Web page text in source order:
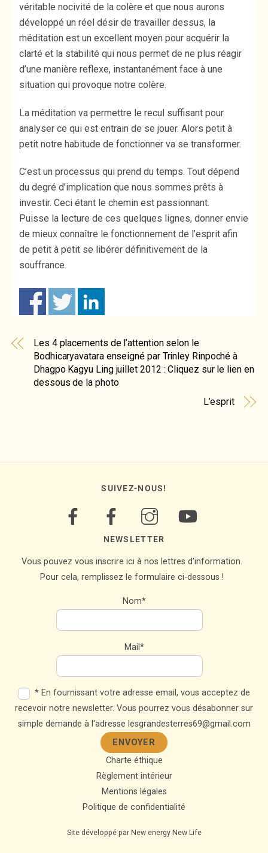
véritable nocivité de la colère et que nous aurons
développé un réel désir de travailler dessus, la
méditation est un excellent moyen pour acquérir la
clarté et la stabilité qui nous permet de ne plus réagir
d’une manière reflexe, instantanément face à une
situation qui provoque notre colère.
La méditation va permettre le recul suffisant pour
analyser ce qui est entrain de se jouer. Alors petit à
petit notre habitude de fonctionner va se transformer.
C’est un processus qui prend du temps. Tout dépend
du degré d’implication que nous sommes prêts à
investir. Ceci étant le chemin est passionnant.
Puisse la lecture de ces quelques lignes, donner envie
de mieux connaître le fonctionnement de l’esprit afin
de petit à petit se libérer définitivement de la
souffrance.
Les 4 placements de l’attention selon le
Bodhicaryavatara enseigné par Trinley Rinpoché à
Dhagpo Kagyu Ling juillet 2012 : Cliquez sur le lien en
dessous de la photo
L’esprit
SUIVEZ-NOUS!
NEWSLETTER
Vous pouvez vous inscrire ici à nos lettres d'information.
Pour cela, remplissez le formulaire ci-dessous !
Nom*
Mail*
* En fournissant votre adresse email, vous acceptez de
recevoir notre newsletter. Vous pourrez vous désabonner sur
simple demande à l'adresse lesgrandesterres69@gmail.com
Charte éthique
Règlement intérieur
Mentions légales
Politique de confidentialité
Site développé par New energy New Life